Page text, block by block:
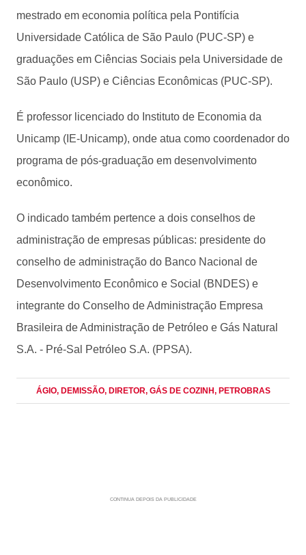
mestrado em economia política pela Pontifícia
Universidade Católica de São Paulo (PUC-SP) e
graduações em Ciências Sociais pela Universidade de
São Paulo (USP) e Ciências Econômicas (PUC-SP).
É professor licenciado do Instituto de Economia da
Unicamp (IE-Unicamp), onde atua como coordenador do
programa de pós-graduação em desenvolvimento
econômico.
O indicado também pertence a dois conselhos de
administração de empresas públicas: presidente do
conselho de administração do Banco Nacional de
Desenvolvimento Econômico e Social (BNDES) e
integrante do Conselho de Administração Empresa
Brasileira de Administração de Petróleo e Gás Natural
S.A. - Pré-Sal Petróleo S.A. (PPSA).
ÁGIO, DEMISSÃO, DIRETOR, GÁS DE COZINH, PETROBRAS